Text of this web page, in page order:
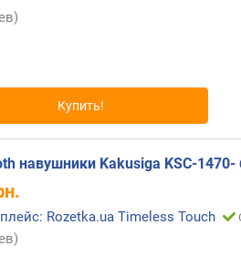
Купить!
навушники Kakusiga KSC-1470-
Rozetka.ua Timeless Touch